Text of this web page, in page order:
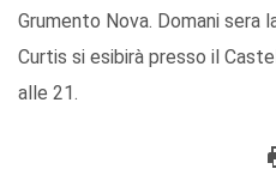
Grumento Nova. Domani sera
Curtis si esibirà presso il
alle 21.